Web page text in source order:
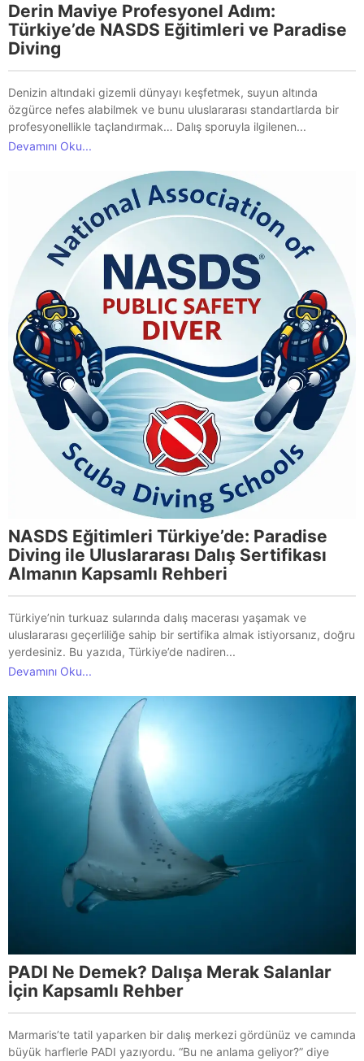
Derin Maviye Profesyonel Adım:
Türkiye’de NASDS Eğitimleri ve Paradise
Diving
Denizin altındaki gizemli dünyayı keşfetmek, suyun altında
özgürce nefes alabilmek ve bunu uluslararası standartlarda bir
profesyonellikle taçlandırmak… Dalış sporuyla ilgilenen...
Devamını Oku...
NASDS Eğitimleri Türkiye’de: Paradise
Diving ile Uluslararası Dalış Sertifikası
Almanın Kapsamlı Rehberi
Türkiye’nin turkuaz sularında dalış macerası yaşamak ve
uluslararası geçerliliğe sahip bir sertifika almak istiyorsanız, doğru
yerdesiniz. Bu yazıda, Türkiye’de nadiren...
Devamını Oku...
PADI Ne Demek? Dalışa Merak Salanlar
İçin Kapsamlı Rehber
Marmaris’te tatil yaparken bir dalış merkezi gördünüz ve camında
büyük harflerle PADI yazıyordu. “Bu ne anlama geliyor?” diye